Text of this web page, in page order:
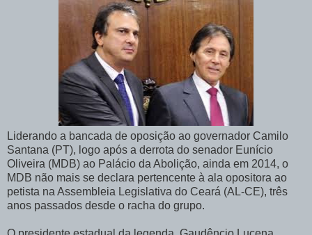
Liderando a bancada de oposição ao governador Camilo
Santana (PT), logo após a derrota do senador Eunício
Oliveira (MDB) ao Palácio da Abolição, ainda em 2014, o
MDB não mais se declara pertencente à ala opositora ao
petista na Assembleia Legislativa do Ceará (AL-CE), três
anos passados desde o racha do grupo.